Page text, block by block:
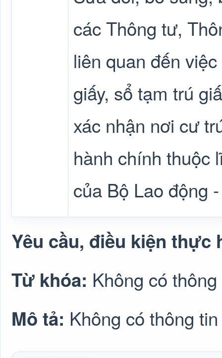
các Thông tư,
liên quan đến
giấy, sổ tạm trú
xác nhận nơi cư
hành chính thuộc
của Bộ Lao động
Yêu cầu, điều kiện thực
Từ khóa: Không có
Mô tả: Không có thông tin